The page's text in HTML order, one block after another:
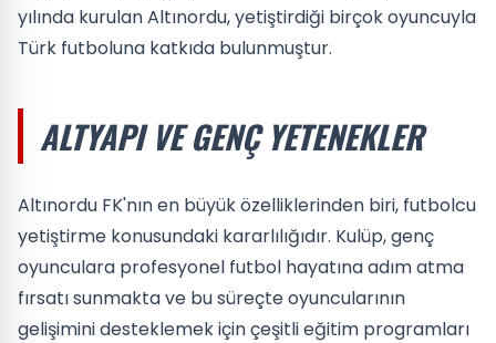
yılında kurulan Altınordu, yetiştirdiği birçok oyuncuyla
Türk futboluna katkıda bulunmuştur.
ALTYAPI VE GENÇ YETENEKLER
Altınordu FK'nın en büyük özelliklerinden biri, futbolcu
yetiştirme konusundaki kararlılığıdır. Kulüp, genç
oyunculara profesyonel futbol hayatına adım atma
fırsatı sunmakta ve bu süreçte oyuncularının
gelişimini desteklemek için çeşitli eğitim programları